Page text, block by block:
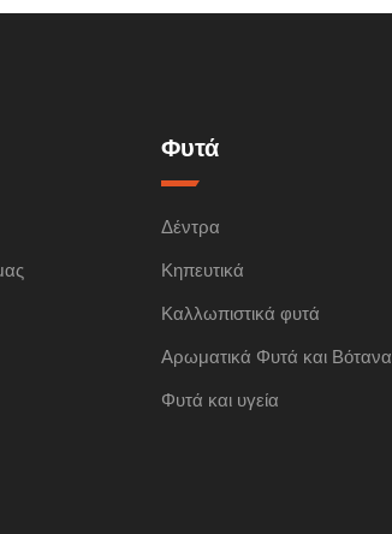
Φυτά
Δέντρα
Κηπευτικά
Καλλωπιστικά φυτά
Αρωματικά Φυτά και Βότανα
Φυτά και υγεία